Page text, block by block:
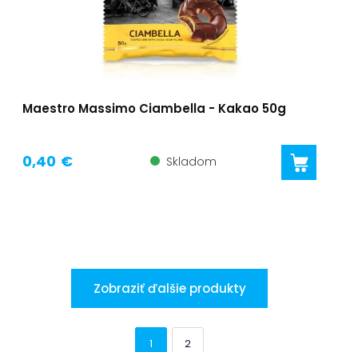
Maestro Massimo Ciambella - Kakao 50g
0,40 € Skladom
Zobraziť ďalšie produkty
1 2